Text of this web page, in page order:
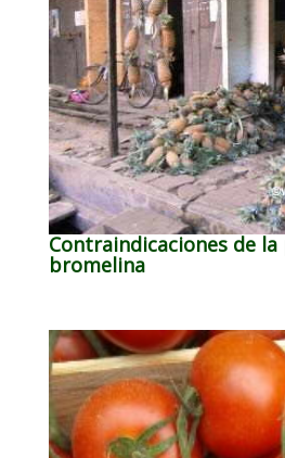
Contraindicaciones de la
bromelina